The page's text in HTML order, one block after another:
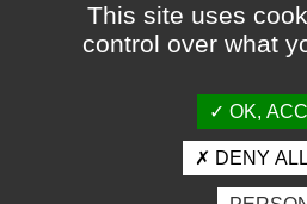
Crédits et mentions légales
This site uses
control over what
OK,
DENY